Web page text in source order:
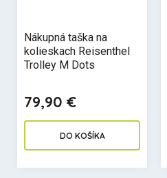
Nákupná taška na
kolieskach Reisenthel
Trolley M Dots
79,90 €
DO KOŠÍKA